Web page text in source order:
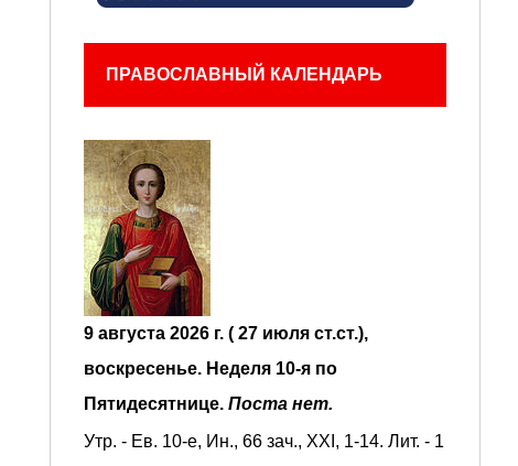
ПРАВОСЛАВНЫЙ КАЛЕНДАРЬ
9 августа 2026 г. ( 27 июля ст.ст.),
воскресенье. Неделя 10-я по
Пятидесятнице. Поста нет.
Утр. - Ев. 10-е, Ин., 66 зач., XXI, 1-14. Лит. - 1